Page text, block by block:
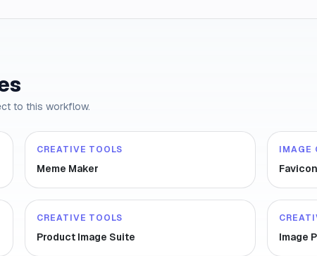
to this workflow.
CREATIVE TOOLS
Meme Maker
IMAGE
CREATIVE TOOLS
Product Image Suite Image